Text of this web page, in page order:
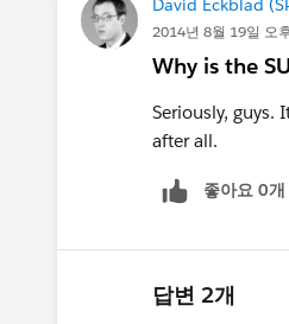
David Eckblad
2014년 8월 19일 오
Why is the
Seriously, guys.
after all.
좋아요 0개
답변 2개